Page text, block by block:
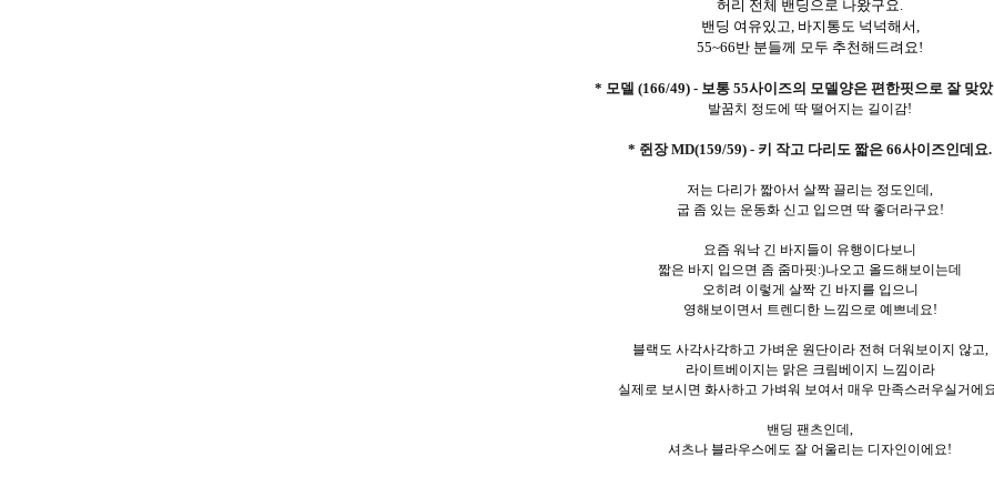
허리 전체 밴딩으로 나왔구요.
밴딩 여유있고, 바지통도 넉넉해서,
55~66반 분들께 모두 추천해드려요!
* 모델 (166/49) - 보통 55사이즈의 모델양은 편한핏으로 잘 맞
발꿈치 정도에 딱 떨어지는 길이감!
* 쥔장 MD(159/59) - 키 작고 다리도 짧은 66사이즈인데요.
저는 다리가 짧아서 살짝 끌리는 정도인데,
굽 좀 있는 운동화 신고 입으면 딱 좋더라구요!
요즘 워낙 긴 바지들이 유행이다보니
짧은 바지 입으면 좀 줌마핏:)나오고 올드해보이는데
오히려 이렇게 살짝 긴 바지를 입으니
영해보이면서 트렌디한 느낌으로 예쁘네요!
블랙도 사각사각하고 가벼운 원단이라 전혀 더워보이지 않고,
라이트베이지는 맑은 크림베이지 느낌이라
실제로 보시면 화사하고 가벼워 보여서 매우 만족스러우실거에
밴딩 팬츠인데,
셔츠나 블라우스에도 잘 어울리는 디자인이에요!